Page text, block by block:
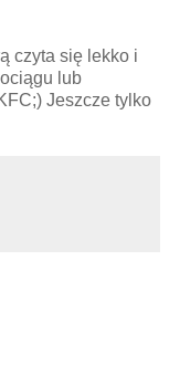
czyta się lekko i
lub
Jeszcze tylko